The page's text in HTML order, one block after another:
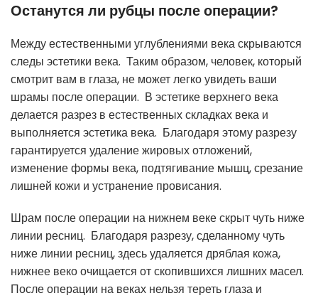
Останутся ли рубцы после операции?
Между естественными углублениями века скрываются
следы эстетики века. Таким образом, человек, который
смотрит вам в глаза, не может легко увидеть ваши
шрамы после операции. В эстетике верхнего века
делается разрез в естественных складках века и
выполняется эстетика века. Благодаря этому разрезу
гарантируется удаление жировых отложений,
изменение формы века, подтягивание мышц, срезание
лишней кожи и устранение провисания.
Шрам после операции на нижнем веке скрыт чуть ниже
линии ресниц. Благодаря разрезу, сделанному чуть
ниже линии ресниц, здесь удаляется дряблая кожа,
нижнее веко очищается от скопившихся лишних масел.
После операции на веках нельзя тереть глаза и